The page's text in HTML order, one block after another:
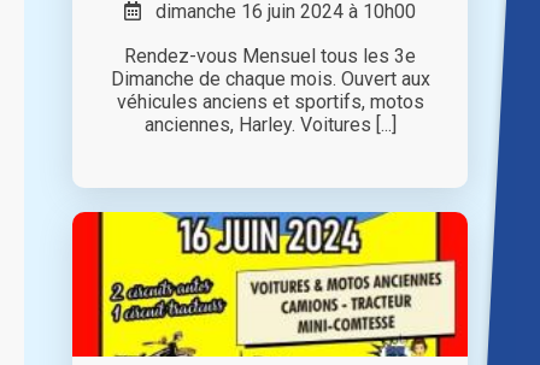
dimanche 16 juin 2024 à 10h00
Rendez-vous Mensuel tous les 3e
Dimanche de chaque mois. Ouvert aux
véhicules anciens et sportifs, motos
anciennes, Harley. Voitures [...]